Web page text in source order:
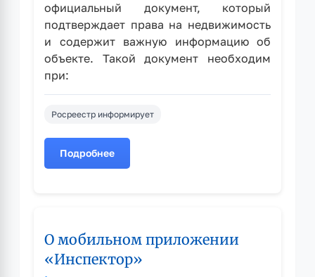
официальный документ, который
подтверждает права на недвижимость
и содержит важную информацию об
объекте. Такой документ необходим
при:
Росреестр информирует
Подробнее
о
интересуются
недвижимостью:
региональный
О мобильном приложении
«Инспектор»